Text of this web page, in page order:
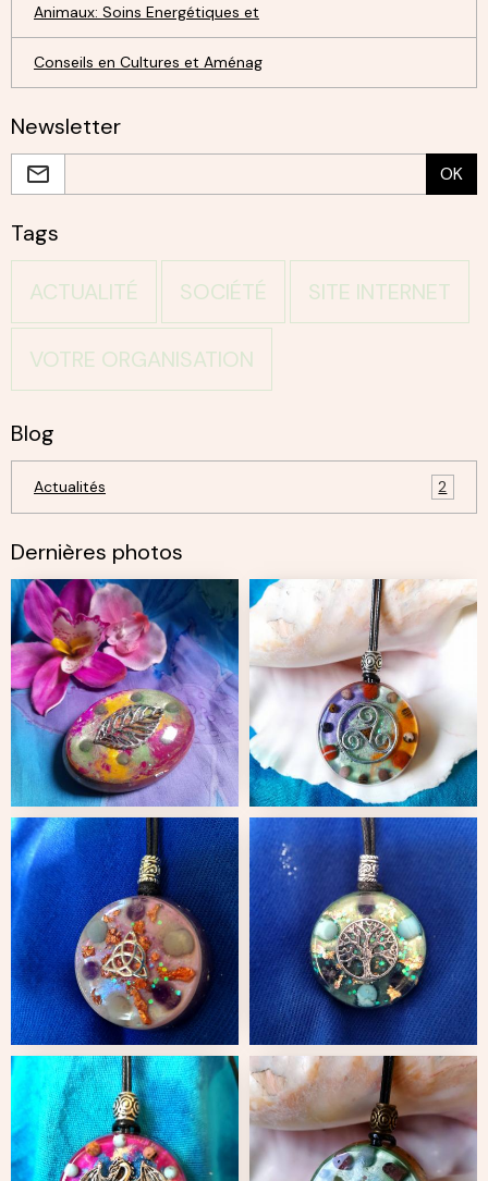
Animaux: Soins Energétiques et
Conseils en Cultures et Aménag
Newsletter
OK
Tags
ACTUALITÉ SOCIÉTÉ SITE INTERNET
VOTRE ORGANISATION
Blog
Actualités 2
Dernières photos